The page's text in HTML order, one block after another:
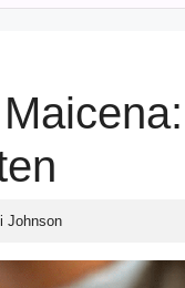
Johnson